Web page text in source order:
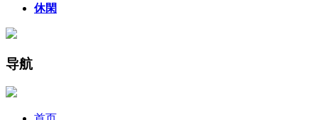
休閑
导航